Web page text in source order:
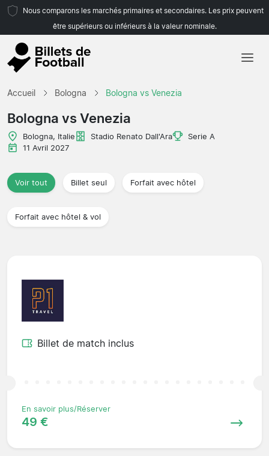
Nous comparons les marchés primaires et secondaires. Les prix peuvent
être supérieurs ou inférieurs à la valeur nominale.
Accueil Bologna Bologna vs Venezia
Bologna vs Venezia
Bologna, Italie Stadio Renato Dall'Ara
Serie A
11 Avril 2027
Voir tout Billet seul Forfait avec hôtel
Forfait avec hôtel & vol
Billet de match inclus
En savoir plus/Réserver
49 €